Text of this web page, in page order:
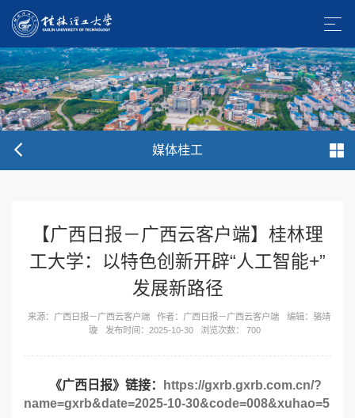
媒体桂工
【广西日报－广西云客户端】桂林理
工大学：以特色创新开辟“人工智能+”
发展新路径
来源：广西日报－广西云客户端 作者：广西日报－广西云客户端
编辑：骆靖
璇
发布时间：2025-10-30 浏览次数： 700
《广西日报》链接：
https://gxrb.gxrb.com.cn/?
name=gxrb&date=2025-10-30&code=008&xuhao=5